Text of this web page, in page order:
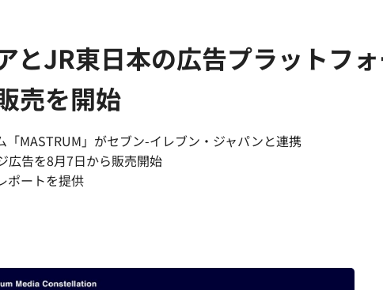
とJR東日本の広告プラットフ
売を開始
MASTRUM」がセブン-イレブン・ジャパンと連携
広告を8月7日から販売開始
ポートを提供